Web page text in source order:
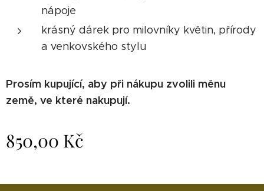
nápoje
krásný dárek pro milovníky květin, přírody
a venkovského stylu
Prosím kupující, aby při nákupu zvolili měnu
země, ve které nakupují.
850,00 Kč